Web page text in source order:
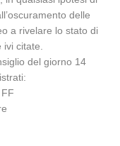
delle
a rivelare lo stato di
citate.
del giorno 14